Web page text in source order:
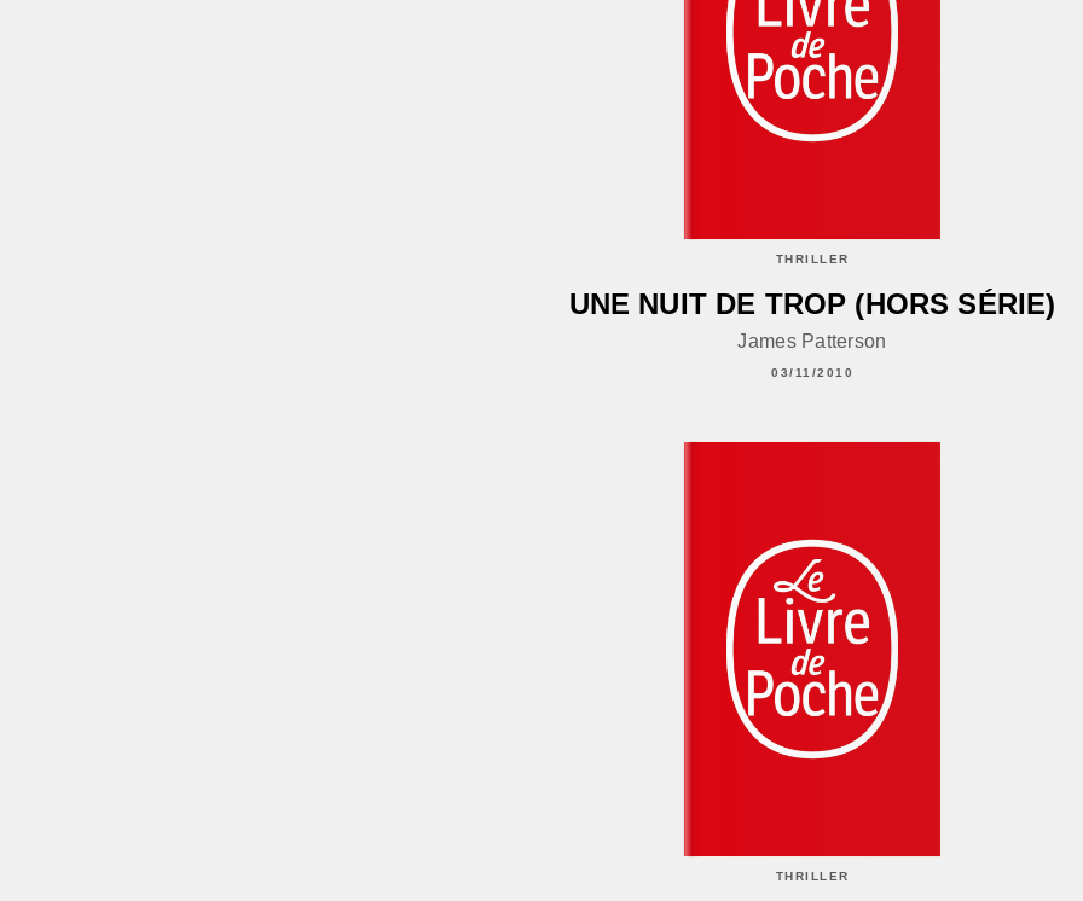
THRILLER
UNE NUIT DE TROP (HORS SÉRIE)
James Patterson
03/11/2010
THRILLER